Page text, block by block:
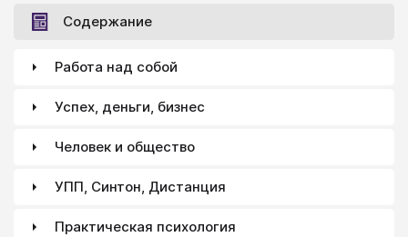
Содержание
Работа над собой
Успех, деньги, бизнес
Человек и общество
УПП, Синтон, Дистанция
Практическая психология